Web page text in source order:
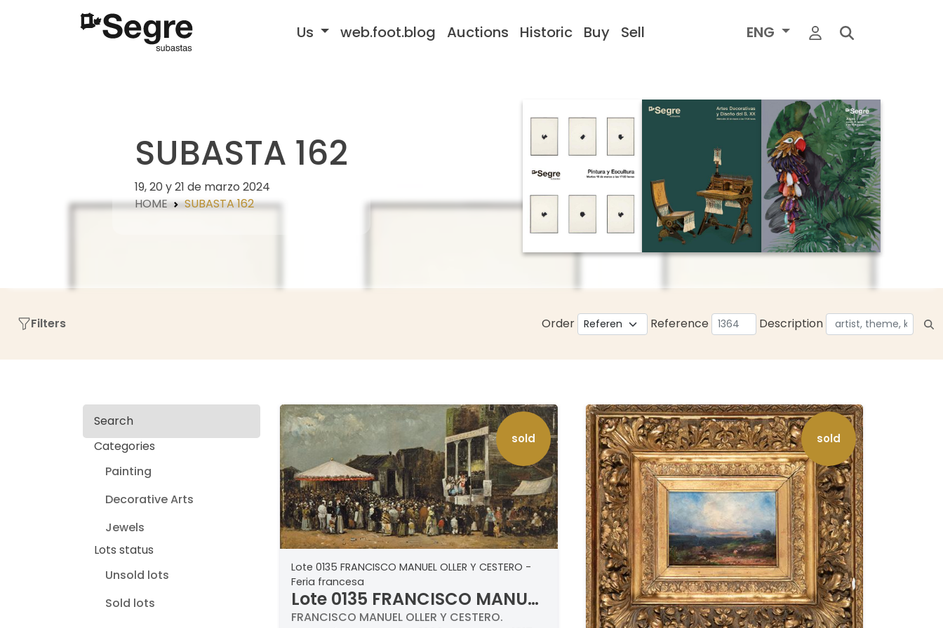
Us web.foot.blog Auctions Historic Buy Sell ENG
SUBASTA 162
19, 20 y 21 de marzo 2024
HOME
SUBASTA 162
Filters Order Reference Description
Search
Categories
Painting
Decorative Arts
Jewels
Lots status
Unsold lots
Sold lots
sold
Lote 0135 FRANCISCO MANUEL OLLER Y CESTERO -
Feria francesa
Lote 0135 FRANCISCO MANUEL
OLLER Y CESTERO - Feria
FRANCISCO MANUEL OLLER Y CESTERO.
sold